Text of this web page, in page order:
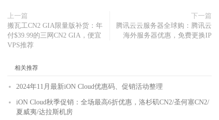
上一篇
搬瓦工CN2 GIA限量版补货：年
付$39.99的三网CN2 GIA，便宜
VPS推荐
下一篇
腾讯云云服务器全球购：腾讯云
海外服务器优惠，免费更换IP
相关推荐
2024年11月最新iON Cloud优惠码、促销活动整理
iON Cloud秋季促销：全场最高6折优惠，洛杉矶CN2/圣何塞CN2/
夏威夷/达拉斯机房